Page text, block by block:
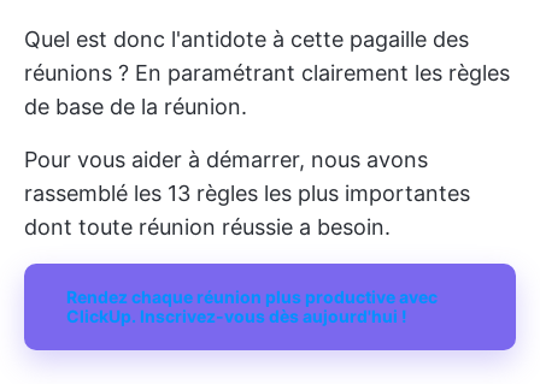
Quel est donc l'antidote à cette pagaille des
réunions ? En paramétrant clairement les règles
de base de la réunion.
Pour vous aider à démarrer, nous avons
rassemblé les 13 règles les plus importantes
dont toute réunion réussie a besoin.
Rendez chaque réunion plus productive avec
ClickUp. Inscrivez-vous dès aujourd'hui !